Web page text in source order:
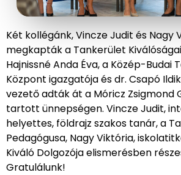
Két kollégánk, Vincze Judit és Nagy
megkapták a Tankerület
Hajnissné Anda Éva, a Közép-Budai
Központ igazgatója és dr. Csapó
vezető adták át a Móricz Zsigmond
tartott ünnepségen. Vincze Judit,
helyettes, földrajz szakos tanár, a
Pedagógusa, Nagy Viktória,
Kiváló Dolgozója elismerésben
Gratulálunk!